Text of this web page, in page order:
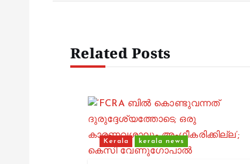
Related Posts
Kerala kerala news